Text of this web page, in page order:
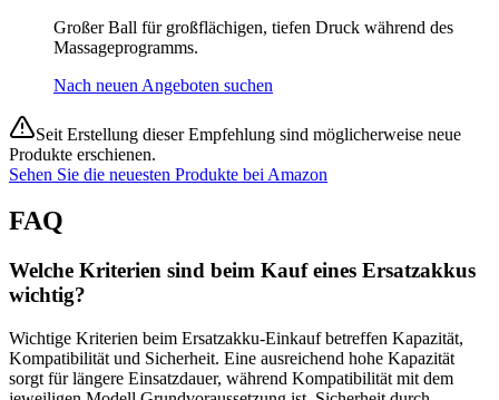
Großer Ball für großflächigen, tiefen Druck während des
Massageprogramms.
Nach neuen Angeboten suchen
Seit Erstellung dieser Empfehlung sind möglicherweise neue
Produkte erschienen.
Sehen Sie die neuesten Produkte bei Amazon
FAQ
Welche Kriterien sind beim Kauf eines Ersatzakkus
wichtig?
Wichtige Kriterien beim Ersatzakku-Einkauf betreffen Kapazität,
Kompatibilität und Sicherheit. Eine ausreichend hohe Kapazität
sorgt für längere Einsatzdauer, während Kompatibilität mit dem